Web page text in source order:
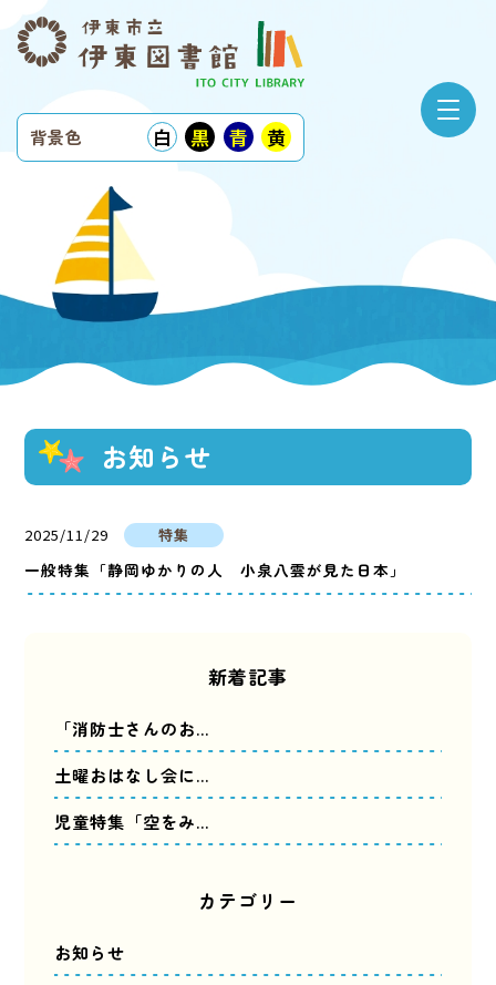
背景色 白 黒 青 黄
お知らせ
2025/11/29 特集
一般特集「静岡ゆかりの人 小泉八雲が見た日本」
新着記事
「消防士さんのお…
土曜おはなし会に…
児童特集「空をみ…
カテゴリー
お知らせ